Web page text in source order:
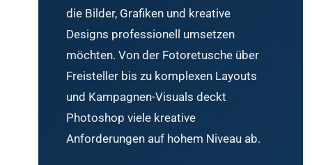
die Bilder, Grafiken und kreative
Designs professionell umsetzen
möchten. Von der Fotoretusche über
Freisteller bis zu komplexen Layouts
und Kampagnen-Visuals deckt
Photoshop viele kreative
Anforderungen auf hohem Niveau ab.